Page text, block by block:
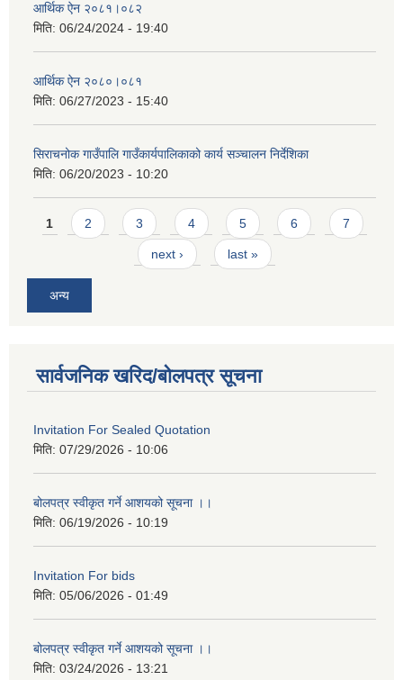
आर्थिक ऐन २०८१।०८२
मिति: 06/24/2024 - 19:40
आर्थिक ऐन २०८०।०८१
मिति: 06/27/2023 - 15:40
सिराचनोक गाउँपालि गाउँकार्यपालिकाको कार्य सञ्चालन निर्देशिका
मिति: 06/20/2023 - 10:20
Pages
1 2 3 4 5 6 7
next › last »
अन्य
सार्वजनिक खरिद/बोलपत्र सूचना
Invitation For Sealed Quotation
मिति: 07/29/2026 - 10:06
बोलपत्र स्वीकृत गर्ने आशयको सूचना ।।
मिति: 06/19/2026 - 10:19
Invitation For bids
मिति: 05/06/2026 - 01:49
बोलपत्र स्वीकृत गर्ने आशयको सूचना ।।
मिति: 03/24/2026 - 13:21